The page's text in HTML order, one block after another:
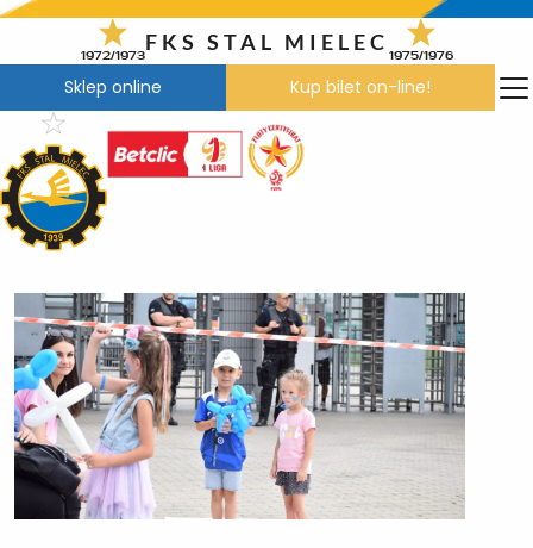
Przejdź
treści
1972/1973
FKS STAL MIELEC
1975/1976
Sklep online Kup bilet on-line!